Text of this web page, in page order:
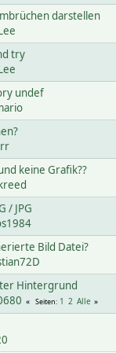
darstellen
try
undef
keine Grafik??
/ JPG
Bild Datei?
Hintergrund
Seiten 1 2 Alle